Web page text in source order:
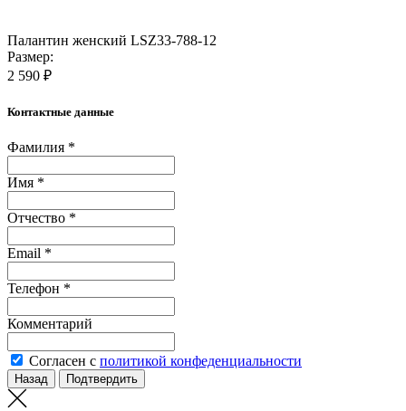
Палантин женский LSZ33-788-12
Размер:
2 590 ₽
Контактные данные
Фамилия *
Имя *
Отчество *
Email *
Телефон *
Комментарий
Согласен с политикой конфеденциальности
Назад Подтвердить